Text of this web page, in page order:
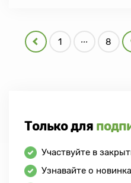
1 ... 8
Только для
Участвуйте в
Узнавайте о